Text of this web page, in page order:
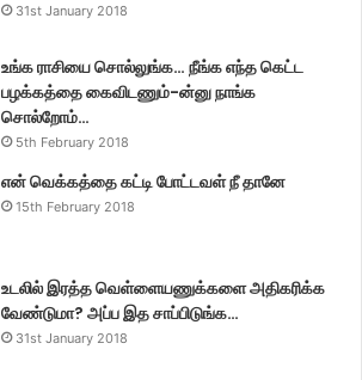
31st January 2018
உங்க ராசியை சொல்லுங்க… நீங்க எந்த கெட்ட
பழக்கத்தை கைவிடணும்-ன்னு நாங்க
சொல்றோம்…
5th February 2018
என் வெக்கத்தை கட்டி போட்டவள் நீ தானே
15th February 2018
உடலில் இரத்த வெள்ளையணுக்களை அதிகரிக்க
வேண்டுமா? அப்ப இத சாப்பிடுங்க…
31st January 2018